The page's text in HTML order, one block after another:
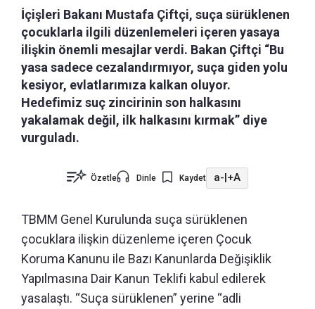
İçişleri Bakanı Mustafa Çiftçi, suça sürüklenen
çocuklarla ilgili düzenlemeleri içeren yasaya
ilişkin önemli mesajlar verdi. Bakan Çiftçi “Bu
yasa sadece cezalandırmıyor, suça giden yolu
kesiyor, evlatlarımıza kalkan oluyor.
Hedefimiz suç zincirinin son halkasını
yakalamak değil, ilk halkasını kırmak” diye
vurguladı.
Özetle Dinle Kaydet a-|+A
TBMM Genel Kurulunda suça sürüklenen
çocuklara ilişkin düzenleme içeren Çocuk
Koruma Kanunu ile Bazı Kanunlarda Değişiklik
Yapılmasına Dair Kanun Teklifi kabul edilerek
yasalaştı. “Suça sürüklenen” yerine “adli